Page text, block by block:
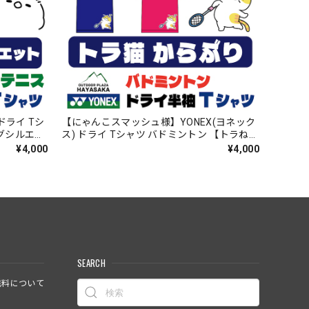
ライ Tシ
ルエッ
】【送料
¥4,000
【にゃんこスマッシュ様】YONEX(ヨネック
ス) ドライ Tシャツ バドミントン 【トラねこ
¥4,000
について
SEARCH